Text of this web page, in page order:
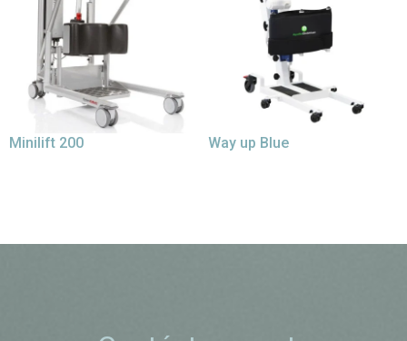
Minilift 200 Way up Blue